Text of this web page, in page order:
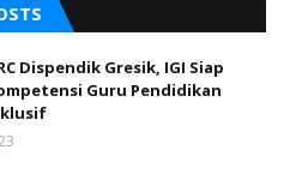
Dispendik Gresik, IGI Siap
Guru Pendidikan